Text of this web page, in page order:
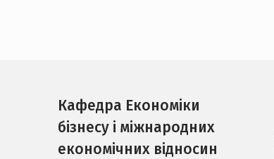
Кафедра Економіки
бізнесу і міжнародних
економічних відносин